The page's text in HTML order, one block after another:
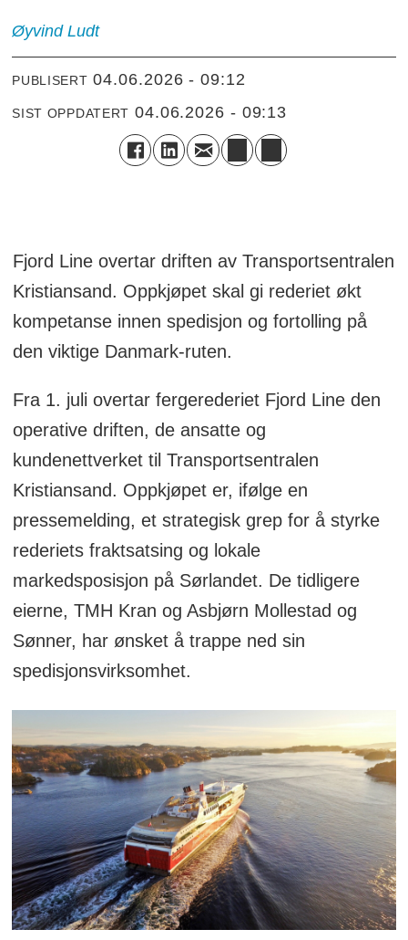
Øyvind Ludt
PUBLISERT 04.06.2026 - 09:12
SIST OPPDATERT 04.06.2026 - 09:13
Fjord Line overtar driften av Transportsentralen
Kristiansand. Oppkjøpet skal gi rederiet økt
kompetanse innen spedisjon og fortolling på
den viktige Danmark-ruten.
Fra 1. juli overtar fergerederiet Fjord Line den
operative driften, de ansatte og
kundenettverket til Transportsentralen
Kristiansand. Oppkjøpet er, ifølge en
pressemelding, et strategisk grep for å styrke
rederiets fraktsatsing og lokale
markedsposisjon på Sørlandet. De tidligere
eierne, TMH Kran og Asbjørn Mollestad og
Sønner, har ønsket å trappe ned sin
spedisjonsvirksomhet.